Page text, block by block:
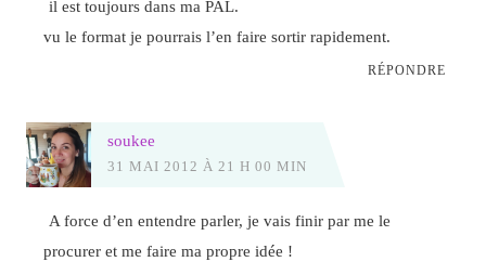
il est toujours dans ma PAL.
vu le format je pourrais l’en faire sortir rapidement.
RÉPONDRE
soukee
31 MAI 2012 À 21 H 00 MIN
A force d’en entendre parler, je vais finir par me le
procurer et me faire ma propre idée !